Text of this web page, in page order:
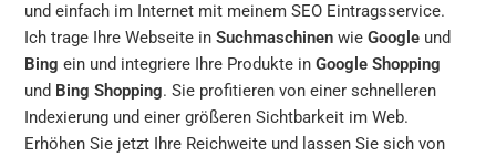
und einfach im Internet mit meinem SEO Eintragsservice.
Ich trage Ihre Webseite inSuchmaschinen wieGoogle und
Bing ein und integriere Ihre Produkte inGoogle Shopping
und Bing Shopping. Sie profitieren von einer schnelleren
Indexierung und einer größeren Sichtbarkeit im Web.
Erhöhen Sie jetzt Ihre Reichweite und lassen Sie sich von